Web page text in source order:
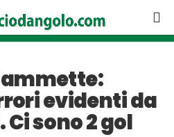
ammette:
evidenti da
sono 2 gol